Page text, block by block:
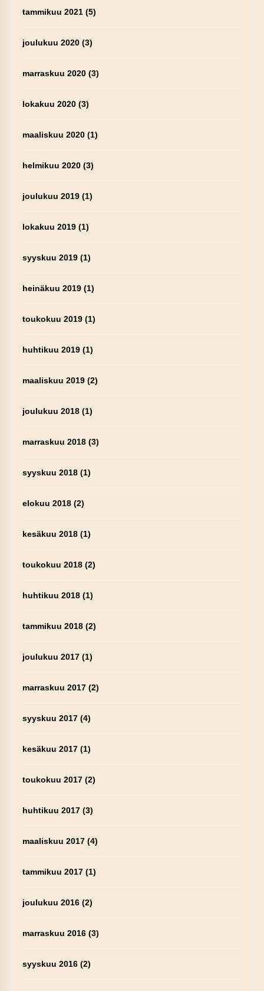
tammikuu 2021(5)
joulukuu 2020(3)
marraskuu 2020(3)
lokakuu 2020(3)
maaliskuu 2020(1)
helmikuu 2020(3)
joulukuu 2019(1)
lokakuu 2019(1)
syyskuu 2019(1)
heinäkuu 2019(1)
toukokuu 2019(1)
huhtikuu 2019(1)
maaliskuu 2019(2)
joulukuu 2018(1)
marraskuu 2018(3)
syyskuu 2018(1)
elokuu 2018(2)
kesäkuu 2018(1)
toukokuu 2018(2)
huhtikuu 2018(1)
tammikuu 2018(2)
joulukuu 2017(1)
marraskuu 2017(2)
syyskuu 2017(4)
kesäkuu 2017(1)
toukokuu 2017(2)
huhtikuu 2017(3)
maaliskuu 2017(4)
tammikuu 2017(1)
joulukuu 2016(2)
marraskuu 2016(3)
syyskuu 2016(2)